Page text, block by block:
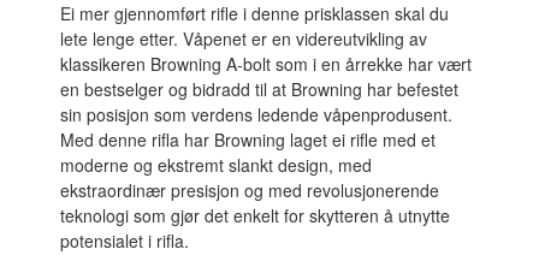
Ei mer gjennomført rifle i denne prisklassen skal du
lete lenge etter. Våpenet er en videreutvikling av
klassikeren Browning A-bolt som i en årrekke har vært
en bestselger og bidradd til at Browning har befestet
sin posisjon som verdens ledende våpenprodusent.
Med denne rifla har Browning laget ei rifle med et
moderne og ekstremt slankt design, med
ekstraordinær presisjon og med revolusjonerende
teknologi som gjør det enkelt for skytteren å utnytte
potensialet i rifla.